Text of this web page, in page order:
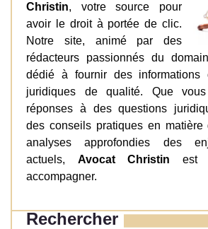
Christin, votre source pour
avoir le droit à portée de clic.
Notre site, animé par des
rédacteurs passionnés du
dédié à fournir des informations
juridiques de qualité. Que
réponses à des questions
des conseils pratiques en
analyses approfondies des
actuels, Avocat Christin est
accompagner.
Rechercher